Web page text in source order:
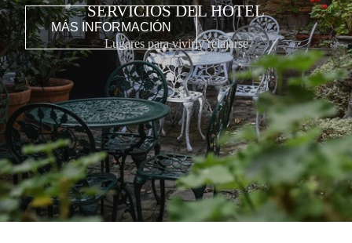
SERVICIOS DEL HOTEL
Lugares para vivir y relajarse
MÁS INFORMACIÓN